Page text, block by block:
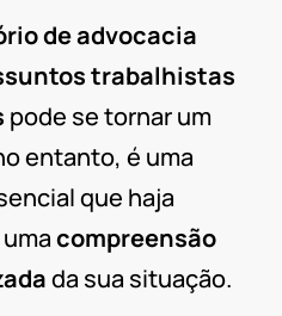
de advocacia
trabalhistas
pode se tornar um
entanto, é uma
que haja
compreensão
da sua situação.